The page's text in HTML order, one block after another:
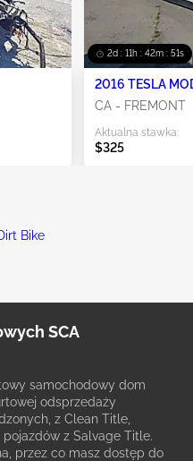
2d : 11h : 42m : 49s
2016 TESLA
CA - FREMONT
Aktualna stawka:
$325
Bike
SCA
samochodowy dom
odsprzedaży
z Clean Title,
z Salvage Title.
przez co masz dostęp do